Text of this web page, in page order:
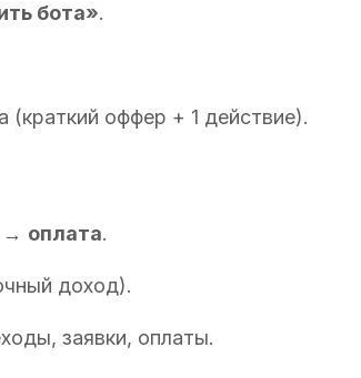
бота».
оффер + 1 действие).
оплата.
доход).
заявки, оплаты.